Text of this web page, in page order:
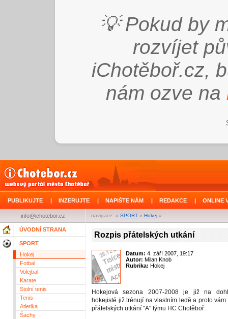
💡 Pokud by
rozvíjet
iChotěboř.cz,
nám ozve na
PUBLIKUJTE | INZERUJTE | NAPIŠTE NÁM | REDAKCE | ONLINE
navigace: » SPORT » Hokej »
info@ichotebor.cz
ÚVODNÍ STRANA
SPORT
Hokej
Fotbal
Volejbal
Karate
Stolní tenis
Tenis
Atletika
Šachy
Rozpis přátelských utkání
Datum: 4. září 2007, 19:17
Autor: Milan Knob
Rubrika: Hokej
Hokejová sezona 2007-2008 je již na
hokejisté již trénují na vlastním ledě a proto
přátelských utkání "A" týmu HC Chotěboř: